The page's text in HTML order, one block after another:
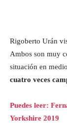
Rigoberto Urán
Ambos son muy
situación en
cuatro veces
Puedes leer:
Yorkshire 2019